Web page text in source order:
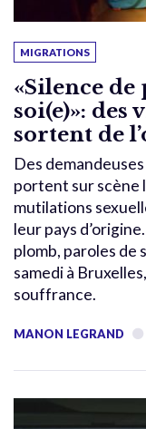
MIGRATIONS
«Silence
soi(e)»: des
sortent de
Des
portent sur scène
mutilations
leur pays
plomb, paroles de
samedi à
souffrance.
MANON LEGRAND